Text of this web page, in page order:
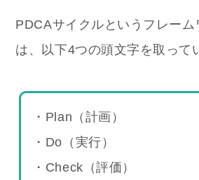
PDCAサイクルというフレーム
は、以下4つの頭文字を取って
・Plan（計画）
・Do（実行）
・Check（評価）